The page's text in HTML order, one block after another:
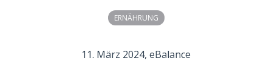
ERNÄHRUNG
11. März 2024, eBalance